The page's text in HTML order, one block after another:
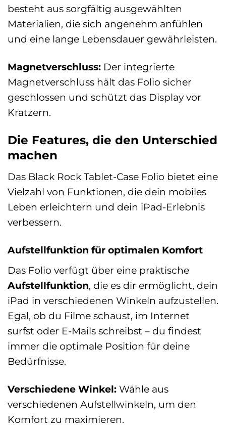
besteht aus sorgfältig ausgewählten
Materialien, die sich angenehm anfühlen
und eine lange Lebensdauer gewährleisten.
Magnetverschluss: Der integrierte
Magnetverschluss hält das Folio sicher
geschlossen und schützt das Display vor
Kratzern.
Die Features, die den Unterschied
machen
Das Black Rock Tablet-Case Folio bietet eine
Vielzahl von Funktionen, die dein mobiles
Leben erleichtern und dein iPad-Erlebnis
verbessern.
Aufstellfunktion für optimalen Komfort
Das Folio verfügt über eine praktische
Aufstellfunktion, die es dir ermöglicht, dein
iPad in verschiedenen Winkeln aufzustellen.
Egal, ob du Filme schaust, im Internet
surfst oder E-Mails schreibst – du findest
immer die optimale Position für deine
Bedürfnisse.
Verschiedene Winkel: Wähle aus
verschiedenen Aufstellwinkeln, um den
Komfort zu maximieren.